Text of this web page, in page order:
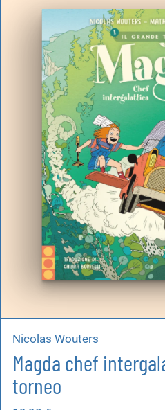
Nicolas Wouters
Magda chef
torneo